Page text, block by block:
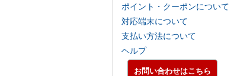
ポイント・クーポンについて
対応端末について
支払い方法について
ヘルプ
お問い合わせはこちら